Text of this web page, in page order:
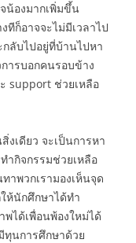
น้องมากเพิ่มขึ้น
ทีก็อาจจะไม่มีเวลาไป
กลับไปอยู่ที่บ้านไปหา
ารบอกคนรอบข้าง
support ช่วยเหลือ
งเดียว จะเป็นการหา
ำกิจกรรมช่วยเหลือ
พวกเรามองเห็นจุด
ห้นักศึกษาได้ทำ
พได้เพื่อนพ้องใหม่ได้
ทุนการศึกษาด้วย